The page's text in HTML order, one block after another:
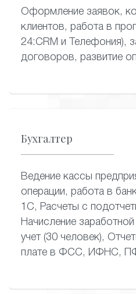
Оформление заявок,
клиентов, работа в
24:CRM и Телефония),
договоров, развитие
Бухгалтер
Ведение кассы
операции, работа в
1С, Расчеты с
Начисление
учет (30 человек),
плате в ФСС, ИФНС,